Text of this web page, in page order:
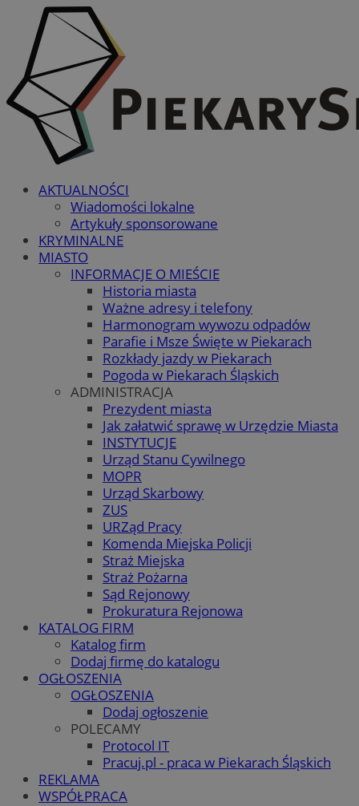
AKTUALNOŚCI
Wiadomości lokalne
Artykuły sponsorowane
KRYMINALNE
MIASTO
INFORMACJE O MIEŚCIE
Historia miasta
Ważne adresy i telefony
Harmonogram wywozu odpadów
Parafie i Msze Święte w Piekarach
Rozkłady jazdy w Piekarach
Pogoda w Piekarach Śląskich
ADMINISTRACJA
Prezydent miasta
Jak załatwić sprawę w Urzędzie Miasta
INSTYTUCJE
Urząd Stanu Cywilnego
MOPR
Urząd Skarbowy
ZUS
URZąd Pracy
Komenda Miejska Policji
Straż Miejska
Straż Pożarna
Sąd Rejonowy
Prokuratura Rejonowa
KATALOG FIRM
Katalog firm
Dodaj firmę do katalogu
OGŁOSZENIA
OGŁOSZENIA
Dodaj ogłoszenie
POLECAMY
Protocol IT
Pracuj.pl - praca w Piekarach Śląskich
REKLAMA
WSPÓŁPRACA